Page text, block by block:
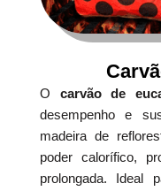
O carvão de
desempenho e
madeira de
poder calorífico,
prolongada. Ideal